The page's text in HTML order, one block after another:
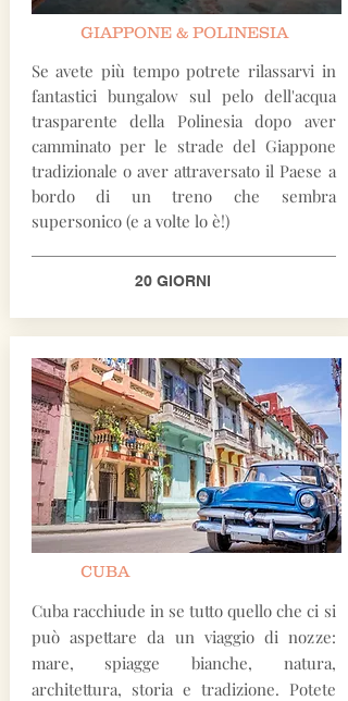
GIAPPONE & POLINESIA
Se avete più tempo potrete rilassarvi in
fantastici bungalow sul pelo dell'acqua
trasparente della Polinesia dopo aver
camminato per le strade del Giappone
tradizionale o aver attraversato il Paese a
bordo di un treno che sembra
supersonico (e a volte lo è!)
20 GIORNI
CUBA
Cuba racchiude in se tutto quello che ci si
può aspettare da un viaggio di nozze:
mare, spiagge bianche, natura,
architettura, storia e tradizione. Potete